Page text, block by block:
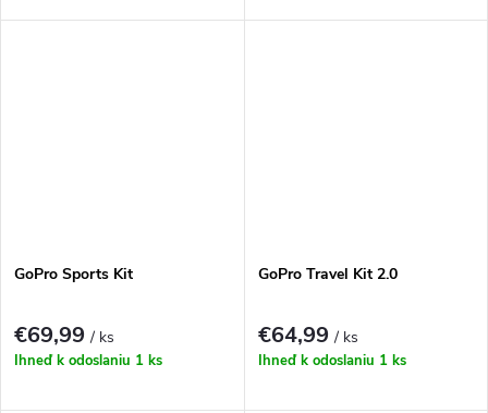
GoPro Sports Kit
€69,99/ ks
Ihneď k odoslaniu 1 ks
GoPro Travel Kit 2.0
€64,99/ ks
Ihneď k odoslaniu 1 ks